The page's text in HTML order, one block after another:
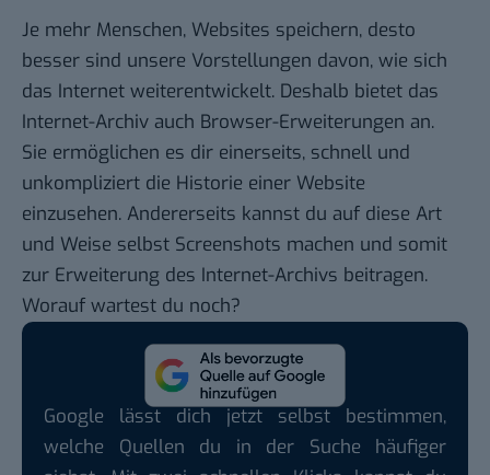
Je mehr Menschen, Websites speichern, desto
besser sind unsere Vorstellungen davon, wie sich
das Internet weiterentwickelt. Deshalb bietet das
Internet-Archiv auch Browser-Erweiterungen an.
Sie ermöglichen es dir einerseits, schnell und
unkompliziert die Historie einer Website
einzusehen. Andererseits kannst du auf diese Art
und Weise selbst Screenshots machen und somit
zur Erweiterung des Internet-Archivs beitragen.
Worauf wartest du noch?
Google lässt dich jetzt selbst bestimmen,
welche Quellen du in der Suche häufiger